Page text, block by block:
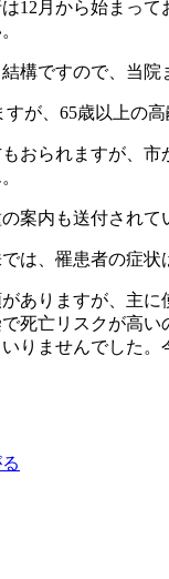
12月から始まっ
構ですので、当院
が、65歳以上の
おられますが、
案内も送付され
は、罹患者の症
ありますが、主
死亡リスクが高
りませんでした